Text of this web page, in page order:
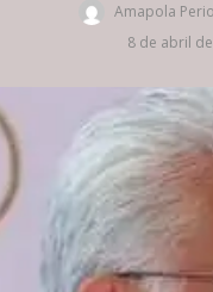
Amapola
8 de abril